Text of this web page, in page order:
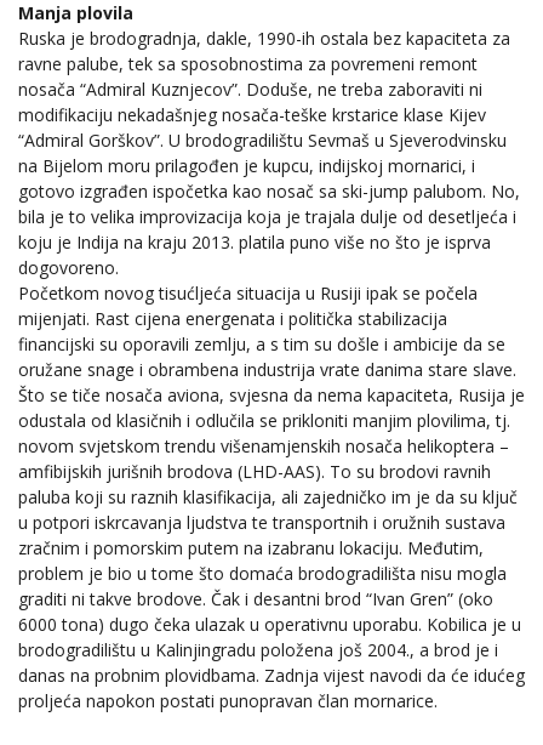
Manja plovila
Ruska je brodogradnja, dakle, 1990-ih ostala bez kapaciteta za
ravne palube, tek sa sposobnostima za povremeni remont
nosača “Admiral Kuznjecov”. Doduše, ne treba zaboraviti ni
modifikaciju nekadašnjeg nosača-teške krstarice klase Kijev
“Admiral Gorškov”. U brodogradilištu Sevmaš u Sjeverodvinsku
na Bijelom moru prilagođen je kupcu, indijskoj mornarici, i
gotovo izgrađen ispočetka kao nosač sa ski-jump palubom. No,
bila je to velika improvizacija koja je trajala dulje od desetljeća i
koju je Indija na kraju 2013. platila puno više no što je isprva
dogovoreno.
Početkom novog tisućljeća situacija u Rusiji ipak se počela
mijenjati. Rast cijena energenata i politička stabilizacija
financijski su oporavili zemlju, a s tim su došle i ambicije da se
oružane snage i obrambena industrija vrate danima stare slave.
Što se tiče nosača aviona, svjesna da nema kapaciteta, Rusija je
odustala od klasičnih i odlučila se prikloniti manjim plovilima, tj.
novom svjetskom trendu višenamjenskih nosača helikoptera –
amfibijskih jurišnih brodova (LHD-AAS). To su brodovi ravnih
paluba koji su raznih klasifikacija, ali zajedničko im je da su ključ
u potpori iskrcavanja ljudstva te transportnih i oružnih sustava
zračnim i pomorskim putem na izabranu lokaciju. Međutim,
problem je bio u tome što domaća brodogradilišta nisu mogla
graditi ni takve brodove. Čak i desantni brod “Ivan Gren” (oko
6000 tona) dugo čeka ulazak u operativnu uporabu. Kobilica je u
brodogradilištu u Kalinjingradu položena još 2004., a brod je i
danas na probnim plovidbama. Zadnja vijest navodi da će idućeg
proljeća napokon postati punopravan član mornarice.